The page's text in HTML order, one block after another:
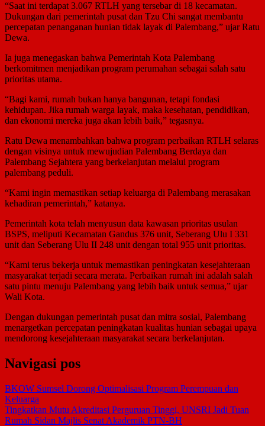
“Saat ini terdapat 3.067 RTLH yang tersebar di 18 kecamatan.
Dukungan dari pemerintah pusat dan Tzu Chi sangat membantu
percepatan penanganan hunian tidak layak di Palembang,” ujar Ratu
Dewa.
Ia juga menegaskan bahwa Pemerintah Kota Palembang
berkomitmen menjadikan program perumahan sebagai salah satu
prioritas utama.
“Bagi kami, rumah bukan hanya bangunan, tetapi fondasi
kehidupan. Jika rumah warga layak, maka kesehatan, pendidikan,
dan ekonomi mereka juga akan lebih baik,” tegasnya.
Ratu Dewa menambahkan bahwa program perbaikan RTLH selaras
dengan visinya untuk mewujudian Palembang Berdaya dan
Palembang Sejahtera yang berkelanjutan melalui program
palembang peduli.
“Kami ingin memastikan setiap keluarga di Palembang merasakan
kehadiran pemerintah,” katanya.
Pemerintah kota telah menyusun data kawasan prioritas usulan
BSPS, meliputi Kecamatan Gandus 376 unit, Seberang Ulu I 331
unit dan Seberang Ulu II 248 unit dengan total 955 unit prioritas.
“Kami terus bekerja untuk memastikan peningkatan kesejahteraan
masyarakat terjadi secara merata. Perbaikan rumah ini adalah salah
satu pintu menuju Palembang yang lebih baik untuk semua,” ujar
Wali Kota.
Dengan dukungan pemerintah pusat dan mitra sosial, Palembang
menargetkan percepatan peningkatan kualitas hunian sebagai upaya
mendorong kesejahteraan masyarakat secara berkelanjutan.
Navigasi pos
BKOW Sumsel Dorong Optimalisasi Program Perempuan dan
Keluarga
Tingkatkan Mutu Akreditasi Perguruan Tinggi, UNSRI Jadi Tuan
Rumah Sidan Majlis Senat Akademik PTN-BH